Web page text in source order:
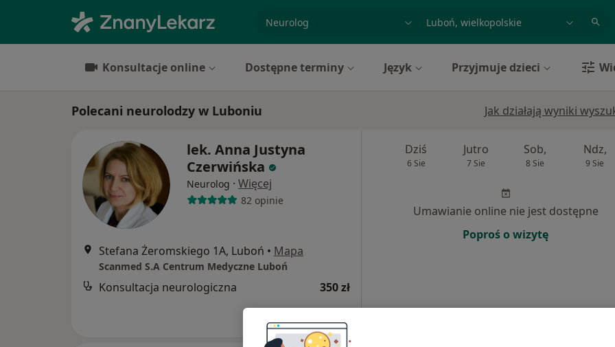
miasto lub dzielnica
Konsultacje online Dostępne terminy Język Przyjmuje dzieci
Polecani neurolodzy w Luboniu Jak działają wyniki
lek. Anna Justyna
Czerwińska
Neurolog · Więcej
82 opinie
Stefana Żeromskiego 1A, Luboń • Mapa
Scanmed S.A Centrum Medyczne Luboń
Konsultacja neurologiczna 350 zł
Dziś
6 Sie
Jutro
7 Sie
Sob,
8 Sie
Ndz,
9 Sie
Umawianie online nie jest dostępne
Poproś o wizytę